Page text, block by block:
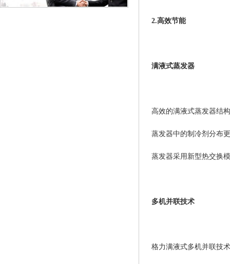
2.高效节能
满液式蒸发器
高效的满液式蒸发器结
蒸发器中的制冷剂分布
蒸发器采用新型热交换
多机并联技术
格力满液式多机并联技